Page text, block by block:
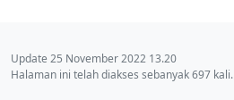
Update 25 November 2022 13.20
Halaman ini telah diakses sebanyak 697 kali.